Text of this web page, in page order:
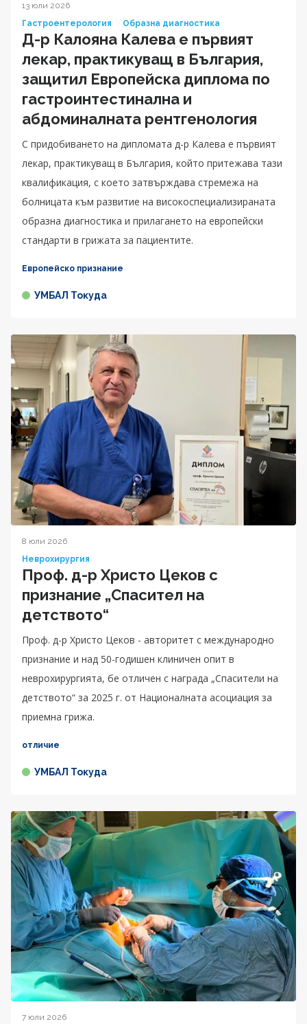
13 юли 2026
Гастроентерология
Образна диагностика
Д-р Калояна Калева е първият
лекар, практикуващ в България,
защитил Европейска диплома по
гастроинтестинална и
абдоминалната рентгенология
С придобиването на дипломата д-р Калева е първият
лекар, практикуващ в България, който притежава тази
квалификация, с което затвърждава стремежа на
болницата към развитие на високоспециализираната
образна диагностика и прилагането на европейски
стандарти в грижата за пациентите.
Европейско признание
УМБАЛ Токуда
8 юли 2026
Неврохирургия
Проф. д-р Христо Цеков с
признание „Спасител на
детството“
Проф. д-р Христо Цеков - авторитет с международно
признание и над 50-годишен клиничен опит в
неврохирургията, бе отличен с награда „Спасители на
детството“ за 2025 г. от Националната асоциация за
приемна грижа.
отличие
УМБАЛ Токуда
7 юли 2026